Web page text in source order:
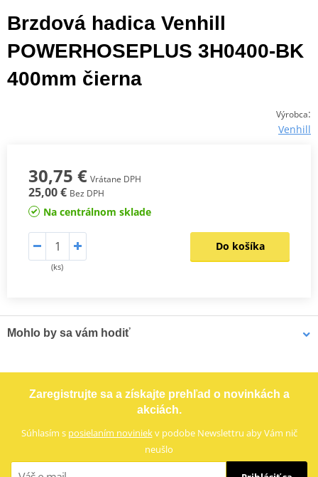
Brzdová hadica Venhill
POWERHOSEPLUS 3H0400-BK
400mm čierna
Výrobca:
Venhill
30,75 € Vrátane DPH
25,00 € Bez DPH
Na centrálnom sklade
(ks)
Do košíka
Mohlo by sa vám hodiť
Zaregistrujte sa a získajte prehľad o novinkách a
akciách.
Súhlasím s posielaním noviniekv podobe Newslettru aby Vám nič
neušlo